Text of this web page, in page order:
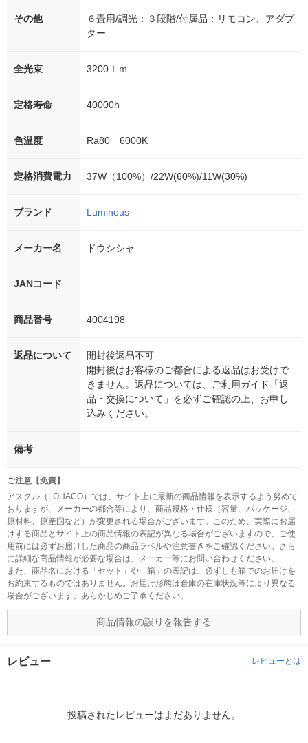
その他
６畳用/調光：３段階/付属品：リモコン、アダプ
ター
全光束 3200ｌｍ
定格寿命 40000h
色温度 Ra80 6000K
定格消費電力 37W（100%）/22W(60%)/11W(30%)
ブランド Luminous
メーカー名 ドウシシャ
JANコード
商品番号 4004198
返品について
開封後返品不可
開封後はお客様のご都合による返品はお受けで
きません。返品については、ご利用ガイド「返
品・交換について」を必ずご確認の上、お申し
込みください。
備考
ご注意【免責】
アスクル（LOHACO）では、サイト上に最新の商品情報を表示するよう努めて
おりますが、メーカーの都合等により、商品規格・仕様（容量、パッケージ、
原材料、原産国など）が変更される場合がございます。このため、実際にお届
けする商品とサイト上の商品情報の表記が異なる場合がございますので、ご使
用前には必ずお届けした商品の商品ラベルや注意書きをご確認ください。さら
に詳細な商品情報が必要な場合は、メーカー等にお問い合わせください。
また、商品名における「セット」や「箱」の表記は、必ずしも箱でのお届けを
お約束するものではありません。お届け形態は倉庫の在庫状況等により異なる
場合がございます。あらかじめご了承ください。
商品情報の誤りを報告する
レビュー レビューとは
投稿されたレビューはまだありません。